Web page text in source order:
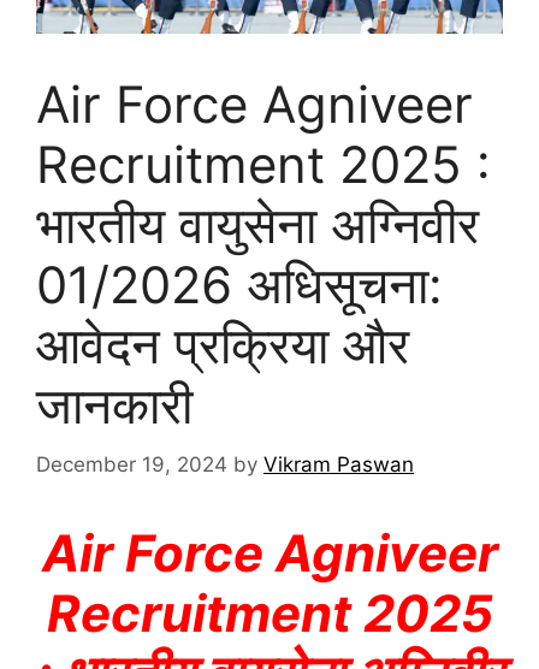
Air Force Agniveer
Recruitment 2025 :
भारतीय वायुसेना अग्निवीर
01/2026 अधिसूचना:
आवेदन प्रक्रिया और
जानकारी
December 19, 2024 by Vikram Paswan
Air Force Agniveer
Recruitment 2025